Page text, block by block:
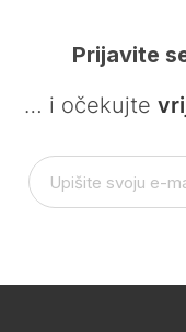
Prijavite
… i očekujte